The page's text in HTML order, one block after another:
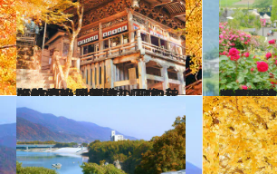
2022.10.14
【秋の絶景画像】2022年版 中部・北陸エリアの秋の絶景＆風物詩の画像（51点）
旅＆お出かけ 【秋の絶景画像】2022
旅＆お